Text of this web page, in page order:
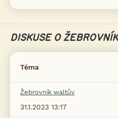
DISKUSE O
Téma
Žebrovník waltův
31.1.2023 13:17